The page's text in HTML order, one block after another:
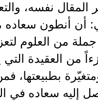
نفسه،
أن أنطون
من العلوم
من العقيدة
بطبيعتها،
إليه سعاده في